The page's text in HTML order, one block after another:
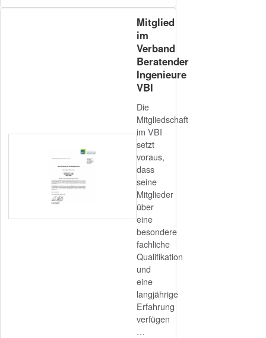
Mitglied
im
Verband
Beratender
Ingenieure
VBI
Die
Mitgliedschaft
im VBI
setzt
voraus,
dass
seine
Mitglieder
über
eine
besondere
fachliche
Qualifikation
und
eine
langjährige
Erfahrung
verfügen
…